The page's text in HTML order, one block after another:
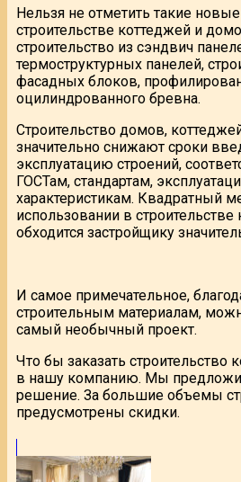
Нельзя не отметить такие
строительстве коттеджей и
строительство из сэндвич
термоструктурных панелей,
фасадных блоков,
оцилиндрованного бревна.
Строительство домов,
значительно снижают сроки
эксплуатацию строений,
ГОСТам, стандартам,
характеристикам. Квадратный
использовании в
обходится застройщику
И самое примечательное,
строительным материалам,
самый необычный проект.
Что бы заказать строительство
в нашу компанию. Мы
решение. За большие объемы
предусмотрены скидки.